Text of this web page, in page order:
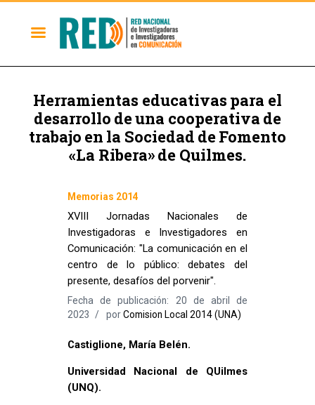
Herramientas educativas para el
desarrollo de una cooperativa de
trabajo en la Sociedad de Fomento
«La Ribera» de Quilmes.
Memorias 2014
XVIII Jornadas Nacionales de
Investigadoras e Investigadores en
Comunicación: "La comunicación en el
centro de lo público: debates del
presente, desafíos del porvenir".
Fecha de publicación: 20 de abril de
2023
porComision Local 2014 (UNA)
Castiglione, María Belén.
Universidad Nacional de QUilmes
(UNQ).